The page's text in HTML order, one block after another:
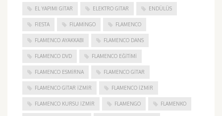
EL YAPIMI GITAR ELEKTRO GITAR ENDÜLÜS
FIESTA FILAMINGO FLAMENCO
FLAMENCO AYAKKABI FLAMENCO DANS
FLAMENCO DVD FLAMENCO EĞITIMI
FLAMENCO ESMIRNA FLAMENCO GITAR
FLAMENCO GITAR İZMIR FLAMENCO IZMIR
FLAMENCO KURSU İZMIR FLAMENGO FLAMENKO